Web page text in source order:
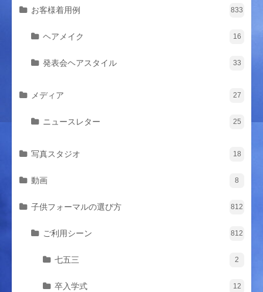
お客様着用例 833
ヘアメイク 16
発表会ヘアスタイル 33
メディア 27
ニュースレター 25
写真スタジオ 18
動画 8
子供フォーマルの選び方 812
ご利用シーン 812
七五三 2
卒入学式 12